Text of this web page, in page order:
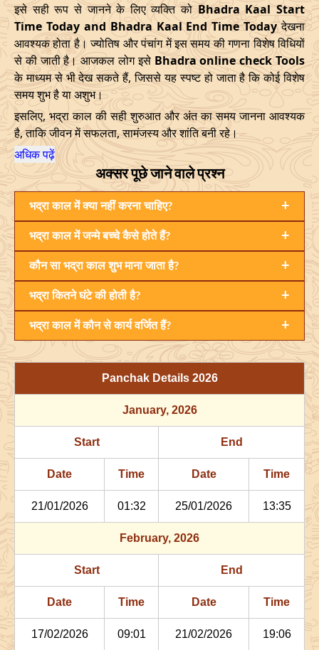
23/04/2026 20:49 Mrityulok 24/04/2026
27/04/2026 06:10 Mrityulok 27/04/2026
30/04/2026 21:12 Patallok 01/05/2026
May, 2026
Start
Bhadra
Name
End
Date Time Date
04/05/2026 16:12 Swarglok
08/05/2026 12:21 Patallok
12/05/2026 03:08 Mrityulok
15/05/2026 08:31
20/05/2026
23/05/2026 05:04 Mrityulok 23/05/2026
26/05/2026 17:45 Patallok 27/05/2026
30/05/2026 11:57 Swarglok 31/05/2026
June, 2026
Start
Bhadra
End
Date Time Date
03/06/2026 08:11 Patallok 03/06/2026
07/06/2026 02:42 Mrityulok 07/06/2026
10/06/2026 13:46 Mrityulok 11/06/2026
इसे सही रूप से जानने के लिए व्यक्ति कोBhadra Kaal Start
Time Today and Bhadra Kaal End Time Todayदेखना
आवश्यक होता है। ज्योतिष और पंचांग में इस समय की गणना विशेष विधियों
से की जाती है। आजकल लोग इसे Bhadra online check Tools
के माध्यम से भी देख सकते हैं, जिससे यह स्पष्ट हो जाता है कि कोई विशेष
समय शुभ है या अशुभ।
इसलिए, भद्रा काल की सही शुरुआत और अंत का समय जानना आवश्यक
है, ताकि जीवन में सफलता, सामंजस्य और शांति बनी रहे।
अधिक पढ़ें
अक्सर पूछे जाने वाले प्रश्न
भद्रा काल में क्या नहीं करना चाहिए? +
भद्रा काल में जन्मे बच्चे कैसे होते हैं? +
कौन सा भद्रा काल शुभ माना जाता है? +
भद्रा कितने घंटे की होती है? +
भद्रा काल में कौन से कार्य वर्जित हैं? +
Panchak Details2026
January, 2026
Start End
Date Time Date Time
21/01/2026 01:32 25/01/2026 13:35
February, 2026
Start End
Date Time Date Time
17/02/2026 09:01 21/02/2026 19:06